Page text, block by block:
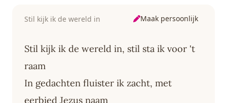
Stil kijk ik de wereld in Maak persoonlijk
Stil kijk ik de wereld in, stil sta ik voor 't
raam
In gedachten fluister ik zacht, met
eerbied Jezus naam